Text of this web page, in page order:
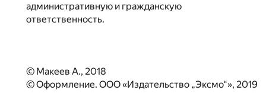
административную и гражданскую
ответственность.
© Макеев А., 2018
© Оформление. ООО «Издательство „Эксмо“», 2019